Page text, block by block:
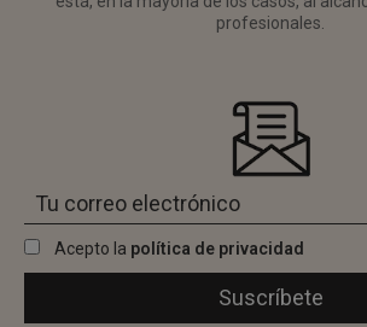
profesionales.
Acepto la política de privacidad